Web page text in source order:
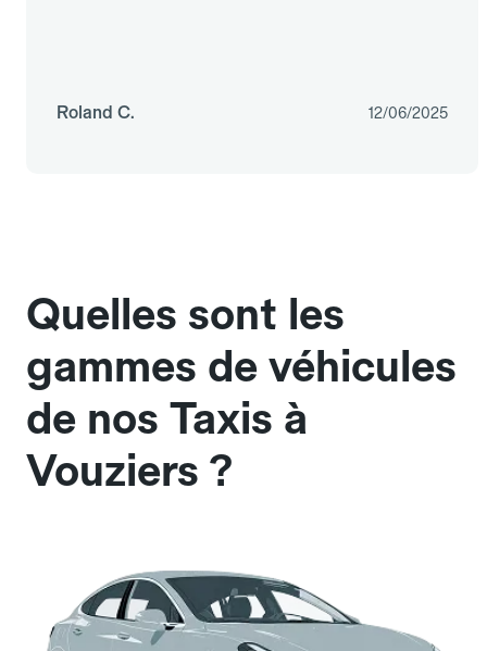
Roland C. 12/06/2025
Quelles sont les
gammes de véhicules
de nos Taxis à
Vouziers ?